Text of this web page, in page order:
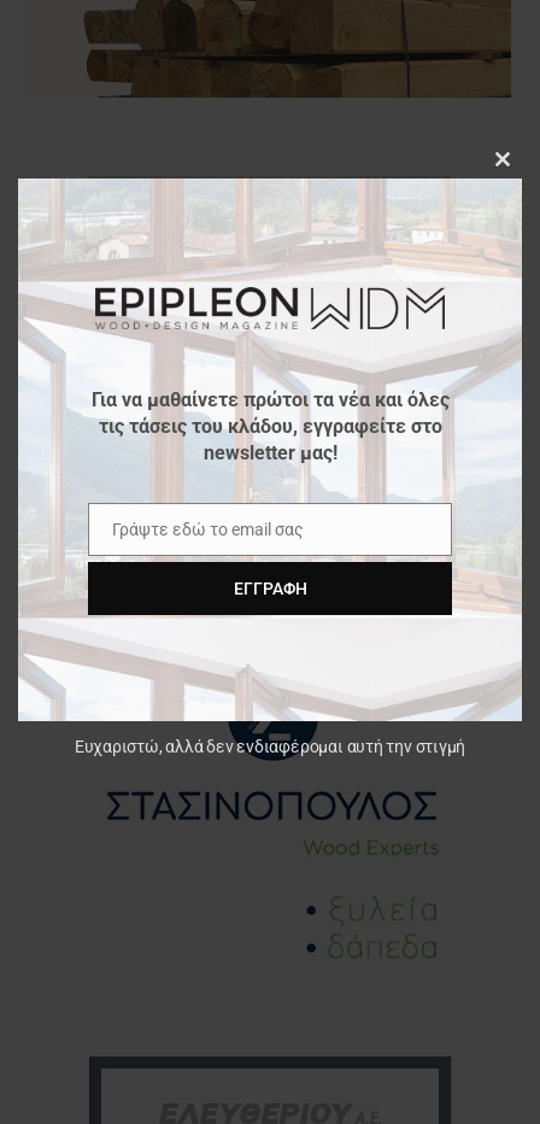
Για να μαθαίνετε πρώτοι τα νέα και όλες
τις τάσεις του κλάδου, εγγραφείτε στο
newsletter μας!
Email
Γράψτε εδώ το email σας
ΕΓΓΡΑΦΉ
Ευχαριστώ, αλλά δεν ενδιαφέρομαι αυτή την στιγμή